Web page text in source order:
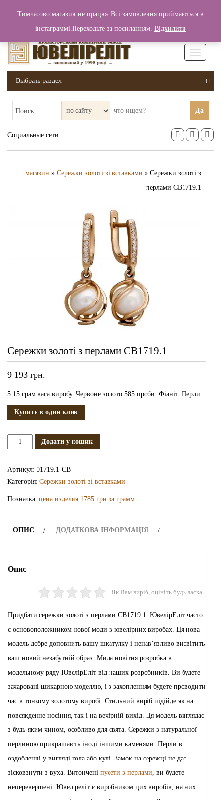
Вход / Регистрация 0 грн.
Выбрать раздел
Поиск Да
Социальные сети
магазин » Сережки золоті зі вставками » Сережки золоті з
перлами СВ1719.1
Сережки золоті з перлами СВ1719.1
9 193 грн.
5.15 грам вага виробу. Червоне золото 585 проби. Фіаніт. Перли.
Купить в один клик
Сережки
кількість
Додати у кошик
Артикул: 01719.1-СВ
Категорія: Сережки золоті зі вставками
Позначка: цена изделия 1785 грн за грамм
ОПИС ДОДАТКОВА ІНФОРМАЦІЯ
Опис
Як Вам виріб, оцініть будь ласка
Придбати сережки золоті з перлами СВ1719.1. ЮвелірЕліт часто
є основоположником нової моди в ювелірних виробах. Ця нова
модель добре доповнить вашу шкатулку і ненав’язливо висвітить
ваш новий незабутній образ. Мила новітня розробка в
модельному ряду ЮвелірЕліт від наших розробників. Ви будете
зачаровані шикарною моделлю, і з захопленням будете проводити
час в тонкому золотому виробі. Стильний виріб підійде як на
повсякденне носіння, так і на вечірній вихід. Ця модель виглядає
з будь-яким чином, особливо для свята. Сережки з натуральної
перлиною прикрашають іноді іншими каменями. Перли в
оздобленні у вигляді кола або кулі. Замок на сережці не дає
зісковзнути з вуха. Витончені пусети з перлами , ви будете
неперевершені. Ювеліреліт є виробником цих виробів, на них
Тимчасово магазин не працює.Всі замовлення приймаються в
інстаграммі.Переходьте за посиланням. Відхилити